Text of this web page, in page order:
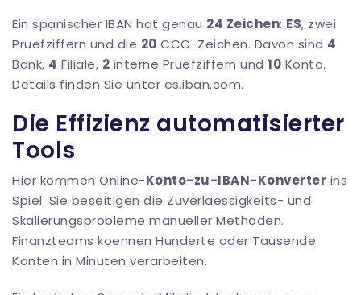
Ein spanischer IBAN hat genau 24 Zeichen: ES, zwei
Pruefziffern und die 20 CCC-Zeichen. Davon sind 4
Bank, 4 Filiale, 2 interne Pruefziffern und 10 Konto.
Details finden Sie unter es.iban.com.
Die Effizienz automatisierter
Tools
Hier kommen Online-Konto-zu-IBAN-Konverter ins
Spiel. Sie beseitigen die Zuverlaessigkeits- und
Skalierungsprobleme manueller Methoden.
Finanzteams koennen Hunderte oder Tausende
Konten in Minuten verarbeiten.